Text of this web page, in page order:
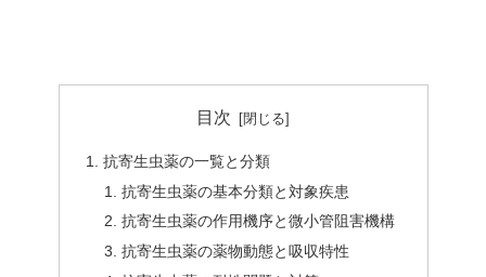
目次
抗寄生虫薬の一覧と分類
抗寄生虫薬の基本分類と対象疾患
抗寄生虫薬の作用機序と微小管阻害機構
抗寄生虫薬の薬物動態と吸収特性